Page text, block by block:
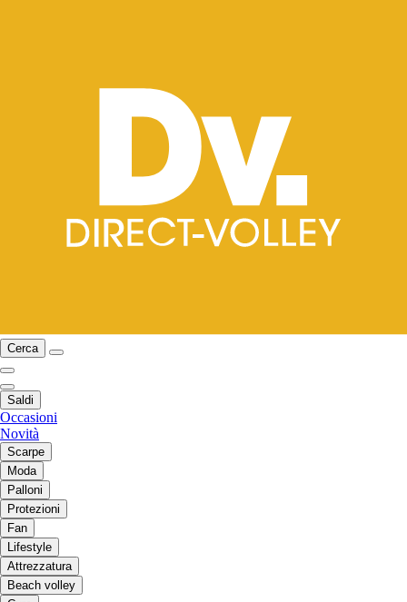
Cerca
Saldi
Occasioni
Novità
Scarpe
Moda
Palloni
Protezioni
Fan
Lifestyle
Attrezzatura
Beach volley